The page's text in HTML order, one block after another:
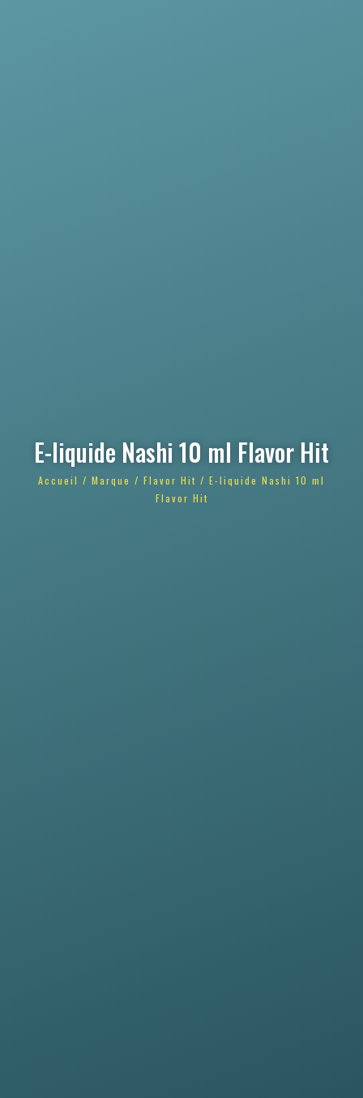
E-liquide Nashi 10 ml Flavor Hit
Accueil / Marque / Flavor Hit / E-liquide Nashi 10 ml
Flavor Hit